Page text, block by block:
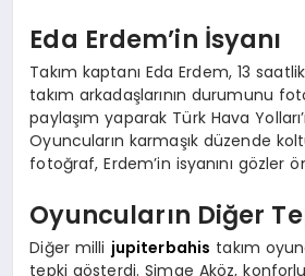
Eda Erdem’in İsyanı
Takım kaptanı Eda Erdem, 13
takım arkadaşlarının durumunu
paylaşım yaparak Türk Hava
Oyuncuların karmaşık düzende
fotoğraf, Erdem’in isyanını gözler
Oyuncuların Diğer
Diğer milli jupiterbahis takım
tepki gösterdi. Simge Aköz,